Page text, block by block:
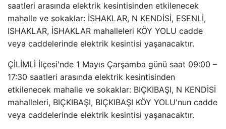
saatleri arasında elektrik kesintisinden etkilenecek
mahalle ve sokaklar: İSHAKLAR, N KENDİSİ, ESENLİ,
ISHAKLAR, İSHAKLAR mahalleleri KÖY YOLU cadde
veya caddelerinde elektrik kesintisi yaşanacaktır.
ÇİLİMLİ İlçesi'nde 1 Mayıs Çarşamba günü saat 09:00 –
17:30 saatleri arasında elektrik kesintisinden
etkilenecek mahalle ve sokaklar: BIÇKIBAŞI, N KENDİSİ
mahalleleri, BIÇKIBAŞI, BIÇKIBAŞI KÖY YOLU'nun cadde
veya caddelerinde elektrik kesintisi yaşanacaktır.